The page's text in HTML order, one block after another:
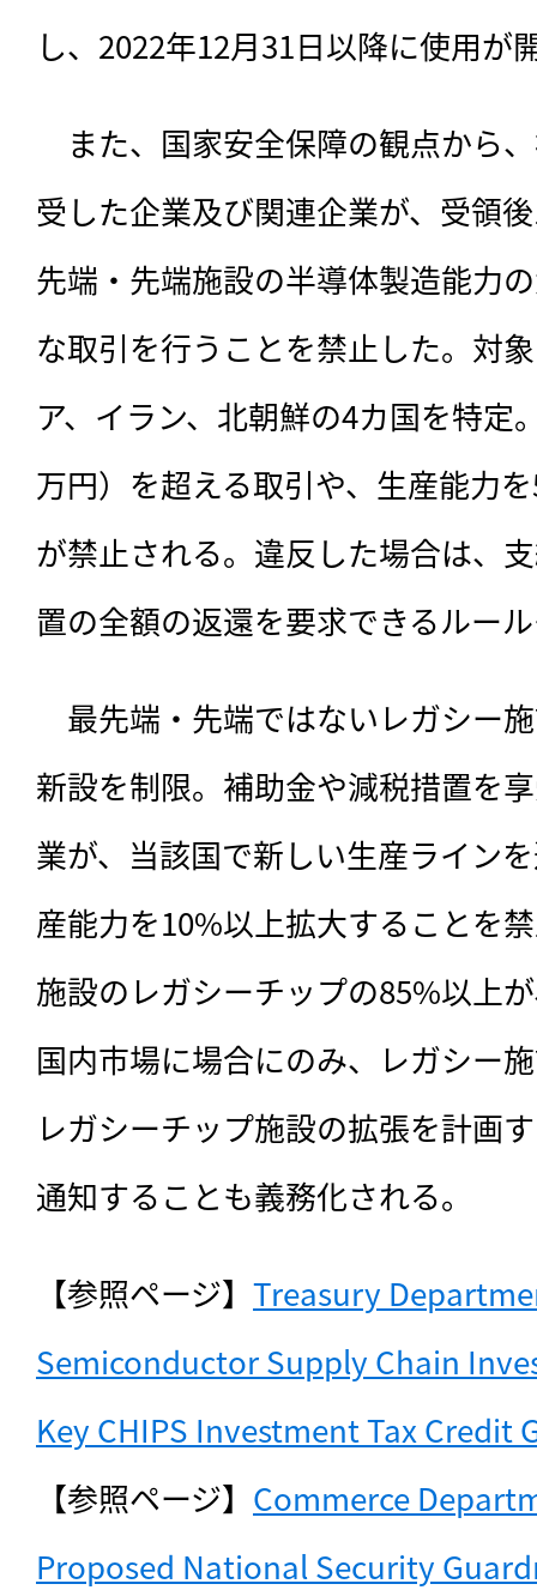
し、2022年12月31日以降に使用が
また、国家安全保障の観点から
受した企業及び関連企業が、受領
先端・先端施設の半導体製造能力
な取引を行うことを禁止した。対
ア、イラン、北朝鮮の4カ国を特定
万円）を超える取引や、生産能力
が禁止される。違反した場合は、
置の全額の返還を要求できるルー
最先端・先端ではないレガシー
新設を制限。補助金や減税措置を
業が、当該国で新しい生産ライン
産能力を10%以上拡大することを
施設のレガシーチップの85%以上
国内市場に場合にのみ、レガシー
レガシーチップ施設の拡張を計画
通知することも義務化される。
【参照ページ】 Treasury
Semiconductor Supply Chain
Key CHIPS Investment Tax Credit
【参照ページ】 Commerce
Proposed National Security